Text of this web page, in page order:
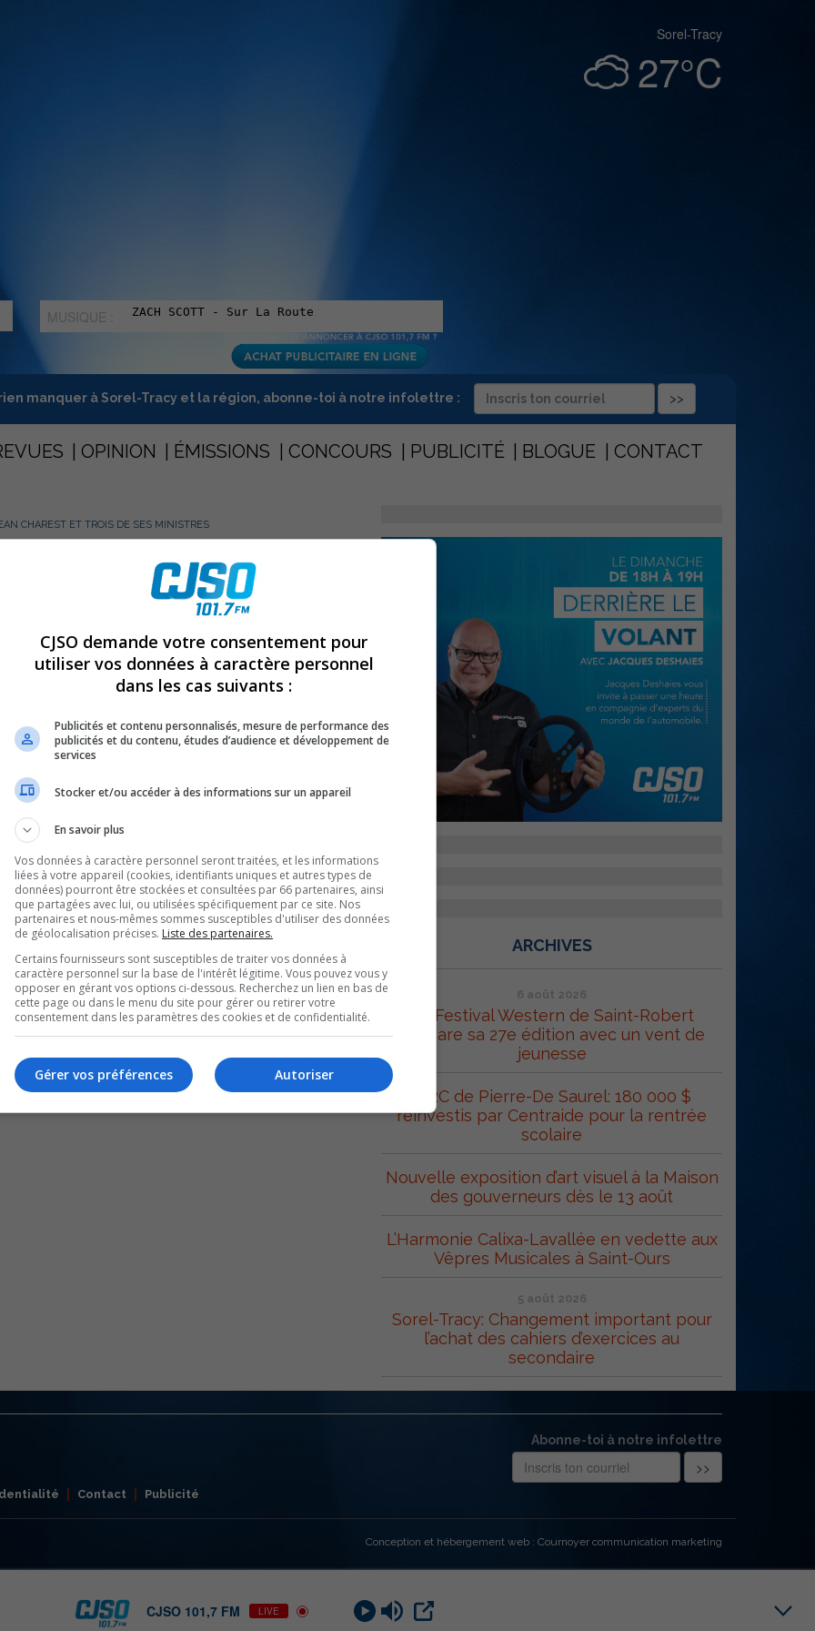
Sorel-Tracy
27°C
MUSIQUE :
manquer à Sorel-Tracy et la région, abonne-toi à notre infolettre :
OPINION ÉMISSIONS CONCOURS PUBLICITÉ BLOGUE CONTACT
CHAREST ET TROIS DE SES MINISTRES
Jean Charest et trois de ses
dernière de la présence de plusieurs membres
rencontre de la Commission jeunesse du parti Libéral
Clément Gignac, ministre du Développement
Nicole Ménard, ministre du Tourisme et ministre
ministre du Développement durable, de
Charest et les ministres ont été enchantés par le
table de la Colonie des Grèves. ‘’C’est un grand
du Québec, trois ministres et 200 jeunes. Je
les gens d’ici savent recevoir et que la Colonie des
directeur général de la Colonie des Grèves de
vacances depuis 1912, a su se réinventer. Elle offre
sciences de la nature et la vie en plein air, un camp
de l’hébergement pour les groupes, des salles de
ARCHIVES
6 août 2026
Le Festival Western de Saint-Robert
prépare sa 27e édition avec un vent de
jeunesse
MRC de Pierre-De Saurel: 180 000 $
réinvestis par Centraide pour la rentrée
scolaire
Nouvelle exposition d’art visuel à la Maison
des gouverneurs dès le 13 août
L’Harmonie Calixa-Lavallée en vedette aux
Vêpres Musicales à Saint-Ours
5 août 2026
Sorel-Tracy: Changement important pour
l’achat des cahiers d’exercices au
secondaire
Abonne-toi à notre infolettre
Contact Publicité
Conception et hébergement web : Cournoyer communication marketing
CJSO 101,7 FM LIVE
CJSO demande votre consentement pour
utiliser vos données à caractère personnel
dans les cas suivants :
Publicités et contenu personnalisés, mesure de performance des
publicités et du contenu, études d’audience et développement de
services
Stocker et/ou accéder à des informations sur un appareil
En savoir plus
Vos données à caractère personnel seront traitées, et les informations
liées à votre appareil (cookies, identifiants uniques et autres types de
données) pourront être stockées et consultées par 66 partenaires, ainsi
que partagées avec lui, ou utilisées spécifiquement par ce site. Nos
partenaires et nous-mêmes sommes susceptibles d'utiliser des données
de géolocalisation précises. Liste des partenaires.
Certains fournisseurs sont susceptibles de traiter vos données à
caractère personnel sur la base de l'intérêt légitime. Vous pouvez vous y
opposer en gérant vos options ci-dessous. Recherchez un lien en bas de
cette page ou dans le menu du site pour gérer ou retirer votre
consentement dans les paramètres des cookies et de confidentialité.
Autoriser
Gérer vos préférences